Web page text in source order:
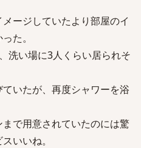
ージしていたより部屋のイ
た。
洗い場に3人くらい居られそ
いたが、再度シャワーを浴
で用意されていたのには驚
いいね。